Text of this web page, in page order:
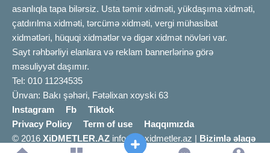
asanlıqla tapa bilərsiz. Usta təmir xidməti, yükdaşıma xidməti,
çatdırılma xidməti, tərcümə xidməti, vergi mühasibat
xidmətləri, hüquqi xidmətlər və digər xidmət növləri var.
Sayt rəhbərliyi elanlara və reklam bannerlərinə görə
məsuliyyət daşımır.
Tel: 010 11234535
Ünvan: Bakı şəhəri, Fətəlixan xoyski 63
Instagram
Fb
Tiktok
Privacy Policy
Term of use
Haqqımızda
© 2016 XiDMETLER.AZ info [@] xidmetler.az | Bizimlə əlaqə